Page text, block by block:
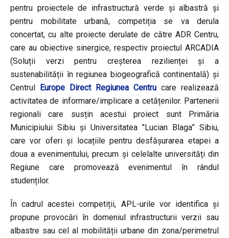
pentru proiectele de infrastructură verde și albastră și
pentru mobilitate urbană, competiția se va derula
concertat, cu alte proiecte derulate de către ADR Centru,
care au obiective sinergice, respectiv proiectul ARCADIA
(Soluții verzi pentru creșterea rezilienței și a
sustenabilității în regiunea biogeografică continentală) și
Centrul Europe Direct Regiunea Centru care realizează
activitatea de informare/implicare a cetățenilor. Partenerii
regionali care susțin acestui proiect sunt Primăria
Municipiului Sibiu și Universitatea ”Lucian Blaga” Sibiu,
care vor oferi și locațiile pentru desfășurarea etapei a
doua a evenimentului, precum și celelalte universități din
Regiune care promovează evenimentul în rândul
studenților.
În cadrul acestei competiții, APL-urile vor identifica și
propune provocări în domeniul infrastructurii verzii sau
albastre sau cel al mobilității urbane din zona/perimetrul